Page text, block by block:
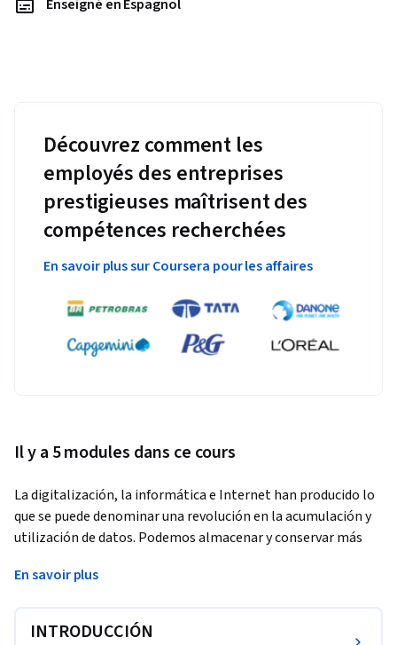
Enseigné en Espagnol
Découvrez comment les
employés des entreprises
prestigieuses maîtrisent des
compétences recherchées
En savoir plus sur Coursera pour les affaires
Il y a 5 modules dans ce cours
La digitalización, la informática e Internet han producido lo
que se puede denominar una revolución en la acumulación y
utilización de datos. Podemos almacenar y conservar más
analizarlos para tomar decisiones y mejorar procesos. Esta
ámbitos de la vida social.
En savoir plus
INTRODUCCIÓN